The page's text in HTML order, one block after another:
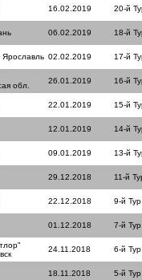
16.02.2019 20-й
06.02.2019 18-й
Ярославль 02.02.2019 17-й
обл.
26.01.2019 16-й
22.01.2019 15-й
12.01.2019 14-й
09.01.2019 13-й
29.12.2018 11-й
22.12.2018 9-й Тур
01.12.2018 7-й Тур
24.11.2018 6-й Тур
18.11.2018 5-й Тур